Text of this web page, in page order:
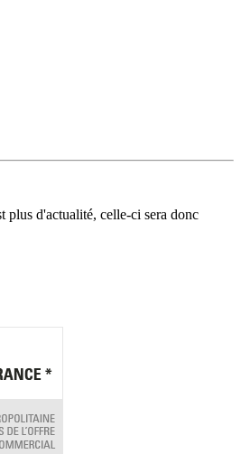
plus d'actualité, celle-ci sera donc